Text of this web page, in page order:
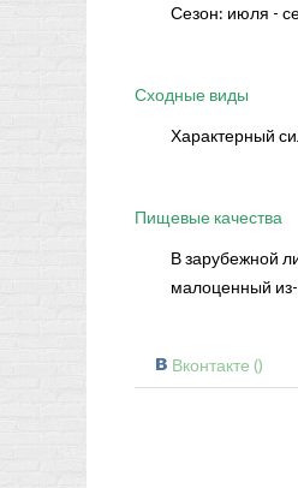
Сезон: июля -
Сходные виды
Характерный
Пищевые качества
В зарубежной
малоценный из-
Вконтакте ()